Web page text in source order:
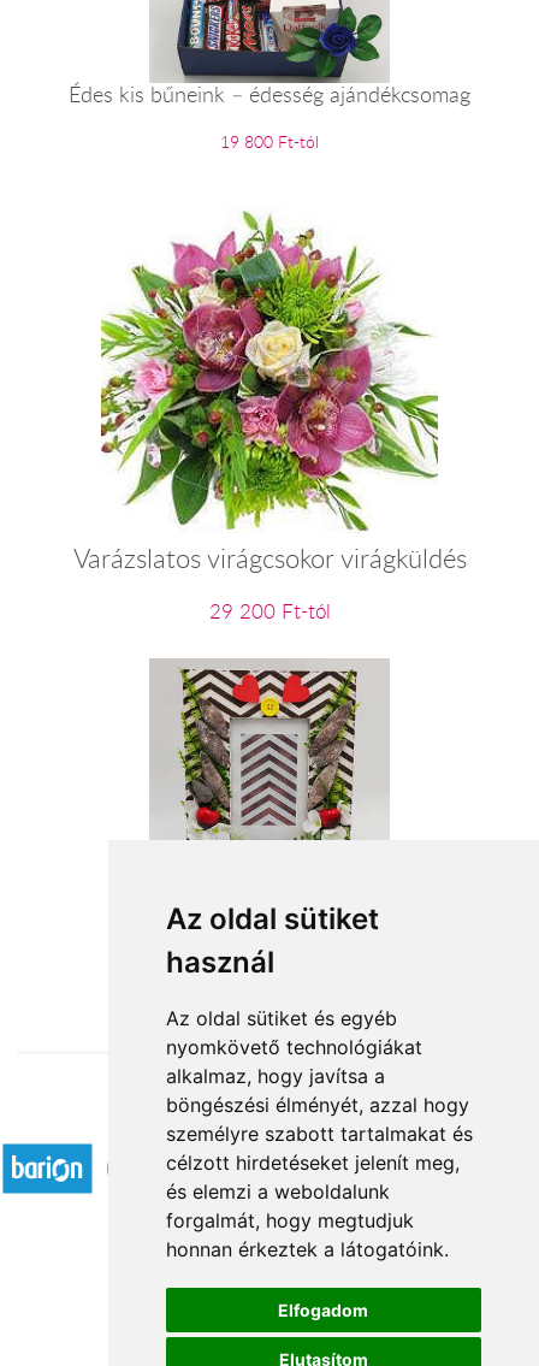
Az oldal sütiket
használ
Az oldal sütiket és egyéb
nyomkövető technológiákat
alkalmaz, hogy javítsa a
böngészési élményét, azzal hogy
személyre szabott tartalmakat és
célzott hirdetéseket jelenít meg,
és elemzi a weboldalunk
forgalmát, hogy megtudjuk
honnan érkeztek a látogatóink.
Elfogadom
Elutasítom
Édes kis bűneink – édesség ajándékcsomag
19 800 Ft-tól
Varázslatos virágcsokor virágküldés
29 200 Ft-tól
Asztali képkeret 1
6 600 Ft-tól
Elfogadott fizetési módok
Á.SZ.F.
Impresszum